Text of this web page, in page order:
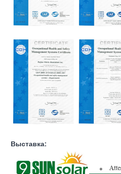
Выставка: